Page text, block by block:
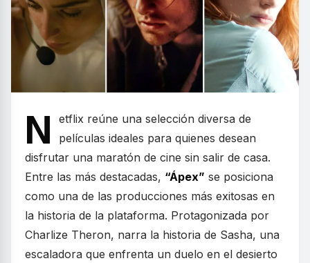
N
etflix reúne una selección diversa de
películas ideales para quienes desean
disfrutar una maratón de cine sin salir de casa.
Entre las más destacadas, “Ápex” se posiciona
como una de las producciones más exitosas en
la historia de la plataforma. Protagonizada por
Charlize Theron, narra la historia de Sasha, una
escaladora que enfrenta un duelo en el desierto